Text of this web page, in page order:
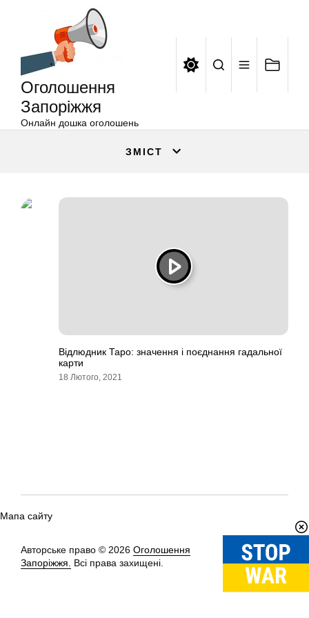
Оголошення
Запоріжжя
Онлайн дошка оголошень
ЗМІСТ
Відлюдник Таро: значення і поєднання гадальної
карти
18 Лютого, 2021
Мапа сайту
Авторське право © 2026 Оголошення
Запоріжжя.
Всі права захищені.
Вгору↑